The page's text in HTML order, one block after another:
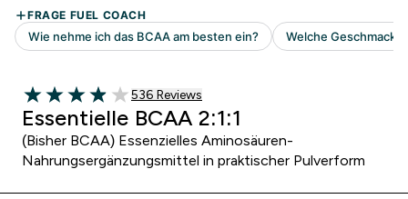
3.93 out of 5 stars
536 customer reviews
536 Reviews
Essentielle BCAA 2:1:1
(Bisher BCAA) Essenzielles Aminosäuren-
Nahrungsergänzungsmittel in praktischer Pulverform